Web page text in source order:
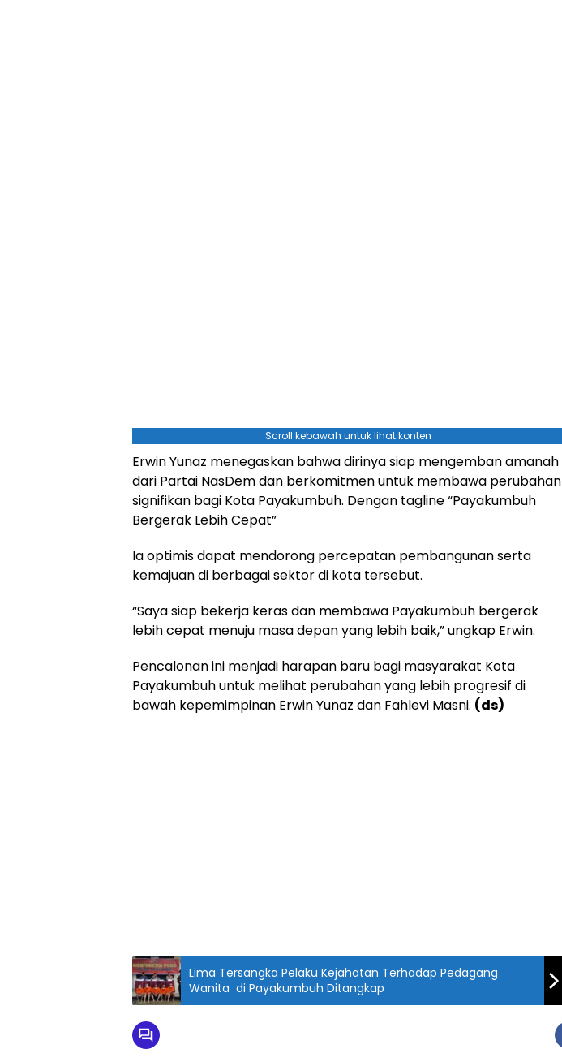
Scroll kebawah untuk lihat konten
Erwin Yunaz menegaskan bahwa dirinya siap mengemban amanah
dari Partai NasDem dan berkomitmen untuk membawa perubahan
signifikan bagi Kota Payakumbuh. Dengan tagline “Payakumbuh
Bergerak Lebih Cepat”
Ia optimis dapat mendorong percepatan pembangunan serta
kemajuan di berbagai sektor di kota tersebut.
“Saya siap bekerja keras dan membawa Payakumbuh bergerak
lebih cepat menuju masa depan yang lebih baik,” ungkap Erwin.
Pencalonan ini menjadi harapan baru bagi masyarakat Kota
Payakumbuh untuk melihat perubahan yang lebih progresif di
bawah kepemimpinan Erwin Yunaz dan Fahlevi Masni. (ds)
Lima Tersangka Pelaku Kejahatan Terhadap Pedagang
Wanita di Payakumbuh Ditangkap